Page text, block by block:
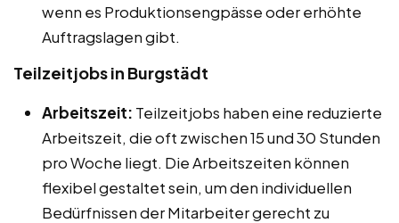
wenn es Produktionsengpässe oder erhöhte
Auftragslagen gibt.
Teilzeitjobs in Burgstädt
Arbeitszeit: Teilzeitjobs haben eine reduzierte
Arbeitszeit, die oft zwischen 15 und 30 Stunden
pro Woche liegt. Die Arbeitszeiten können
flexibel gestaltet sein, um den individuellen
Bedürfnissen der Mitarbeiter gerecht zu